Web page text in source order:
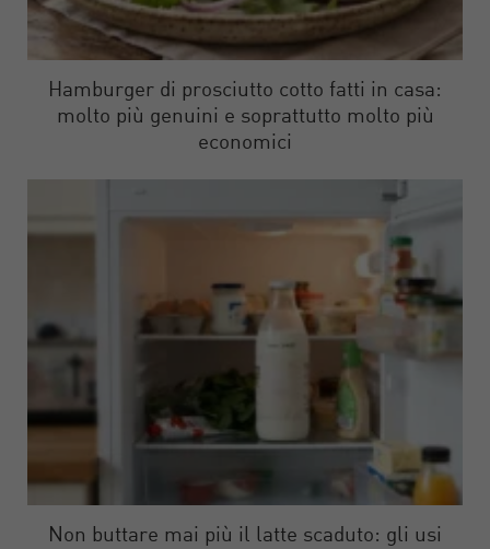
Hamburger di prosciutto cotto fatti in casa:
molto più genuini e soprattutto molto più
economici
Non buttare mai più il latte scaduto: gli usi